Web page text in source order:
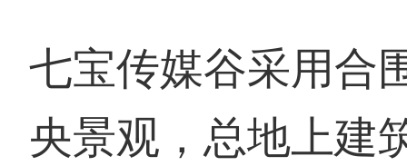
七宝传媒谷采用合
央景观，总地上建